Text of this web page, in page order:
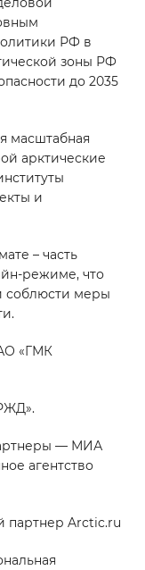
РФ в
зоны РФ
до 2035
масштабная
арктические
и
– часть
режиме, что
соблюсти меры
«ГМК
— МИА
агентство
партнер Arctic.ru